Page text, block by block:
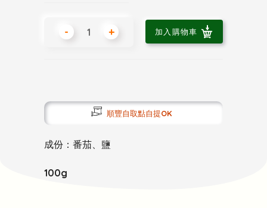
- + 加入購物車
順豐自取點自提OK
成份：番茄、鹽
100g